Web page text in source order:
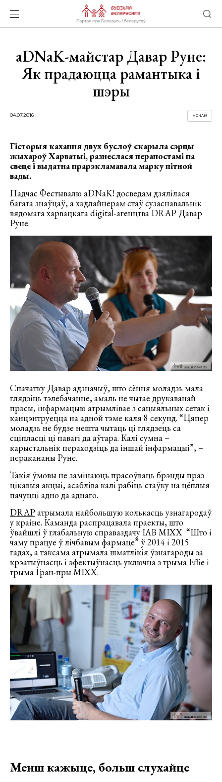
aDNaK-майстар Давар Руне:
Як прадаюцца рамантыка і
шэры
04.07.2016 ADNAK!
Гісторыя кахання двух буслоў скарыла сэрцы
жыхароў Харватыі, разнеслася перапостамі па
свеце і выдатна прарэкламавала марку пітной
вады.
Падчас Фестывалю aDNaK! досведам дзялілася
багата знаўцаў, а хэдлайнерам стаў сузаснавальнік
вядомага харвацкага digital-агенцтва DRAP Давар
Руне.
Спачатку Давар адзначыў, што сёння моладзь мала
глядзіць тэлебачанне, амаль не чытае друкаванай
прэсы, інфармацыю атрымлівае з сацыяльных сетак і
канцэнтруецца на адной тэме каля 8 секунд. “Цяпер
моладзь не будзе нешта чытаць ці глядзець са
сціпласці ці павагі да аўтара. Калі сумна –
карыстальнік пераходзіць да іншай інфармацыі”, –
перакананы Руне.
Такія ўмовы не замінаюць прасоўваць брэнды праз
цікавыя акцыі, асабліва калі рабіць стаўку на цёплыя
пачуцці адно да аднаго.
DRAPатрымала найбольшую колькасць узнагародаў
у краіне. Каманда распрацавала праекты, што
ўвайшлі ў глабальную справаздачу IAB MIXX “Што і
чаму працуе ў лічбавым фармаце” ў 2014 і 2015
гадах, а таксама атрымала шматлікія ўзнагароды за
крэатыўнасць і эфектыўнасць уключна з трыма Effie і
трыма Гран-пры MIXX.
Менш кажыце, больш слухайце